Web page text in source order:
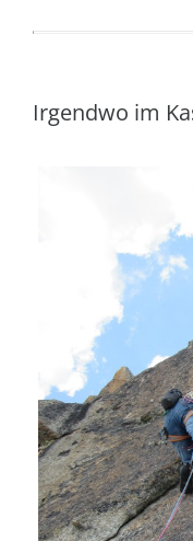
Irgendwo im